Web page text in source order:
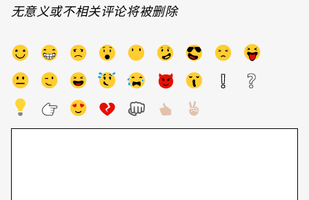
无意义或不相关评论将被删除